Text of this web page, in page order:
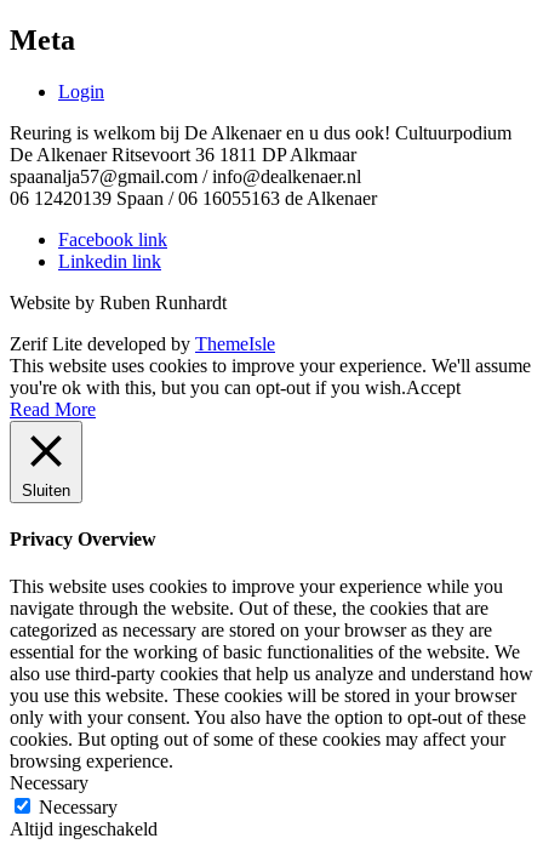
Meta
Login
Reuring is welkom bij De Alkenaer en u dus ook! Cultuurpodium
De Alkenaer Ritsevoort 36 1811 DP Alkmaar
spaanalja57@gmail.com / info@dealkenaer.nl
06 12420139 Spaan / 06 16055163 de Alkenaer
Facebook link
Linkedin link
Website by Ruben Runhardt
Zerif Lite developed by ThemeIsle
This website uses cookies to improve your experience. We'll assume
you're ok with this, but you can opt-out if you wish.Accept
Read More
Sluiten
Privacy Overview
This website uses cookies to improve your experience while you
navigate through the website. Out of these, the cookies that are
categorized as necessary are stored on your browser as they are
essential for the working of basic functionalities of the website. We
also use third-party cookies that help us analyze and understand how
you use this website. These cookies will be stored in your browser
only with your consent. You also have the option to opt-out of these
cookies. But opting out of some of these cookies may affect your
browsing experience.
Necessary
Necessary
Altijd ingeschakeld